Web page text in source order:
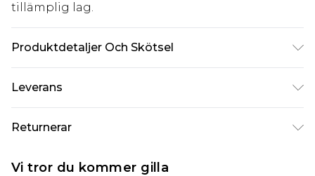
tillämplig lag.
Produktdetaljer Och Skötsel
Leverans
Standardleverans Sverige
kr80
Expressleverans Sverige
Returnerar
Vi tror du kommer gilla